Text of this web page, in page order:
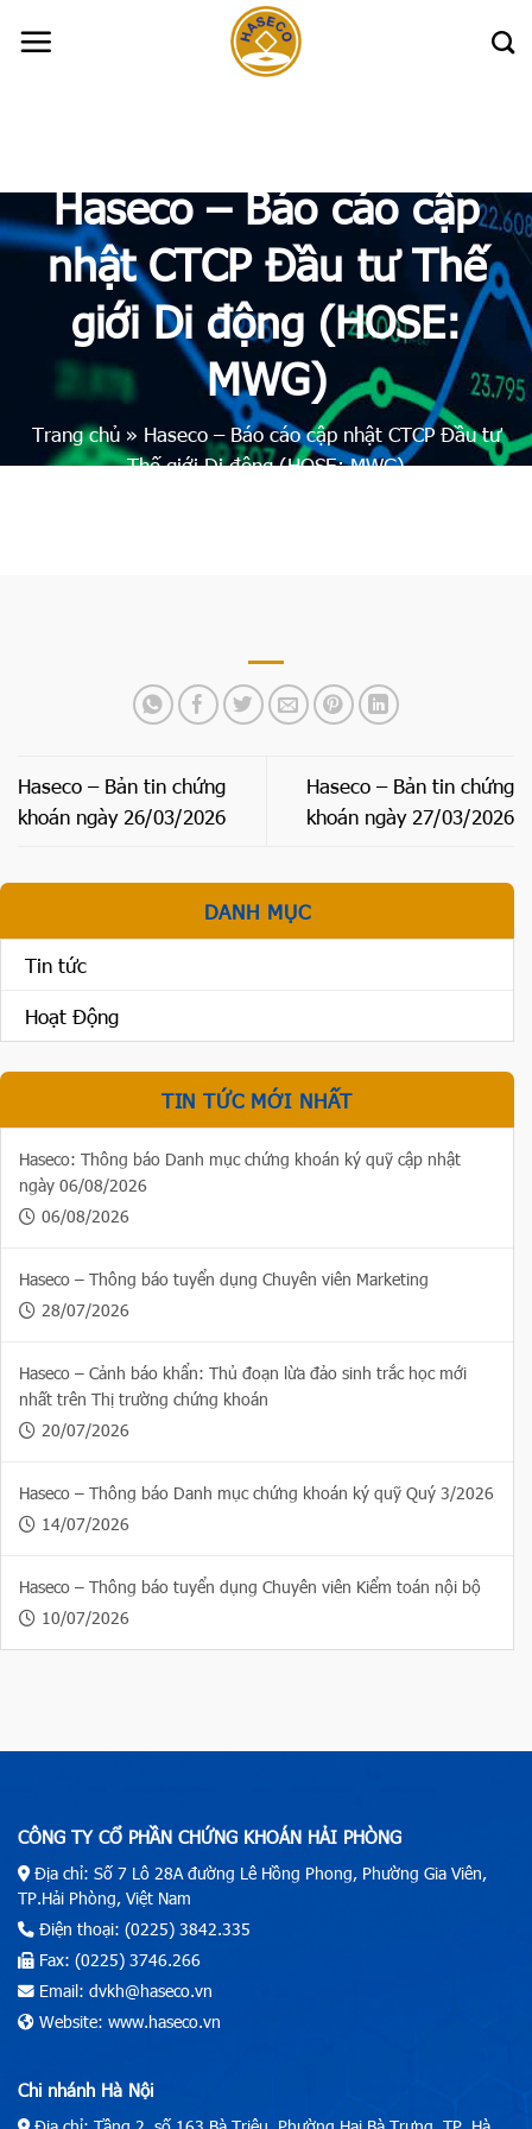
Haseco – Báo cáo cập
nhật CTCP Đầu tư Thế
giới Di động (HOSE:
MWG)
Trang chủ» Haseco – Báo cáo cập nhật CTCP Đầu tư
Thế giới Di động (HOSE: MWG)
Haseco – Bản tin chứng
khoán ngày 26/03/2026
Haseco – Bản tin chứng
khoán ngày 27/03/2026
DANH MỤC
Tin tức
Hoạt Động
TIN TỨC MỚI NHẤT
Haseco: Thông báo Danh mục chứng khoán ký quỹ cập nhật
ngày 06/08/2026
06/08/2026
Haseco – Thông báo tuyển dụng Chuyên viên Marketing
28/07/2026
Haseco – Cảnh báo khẩn: Thủ đoạn lừa đảo sinh trắc học mới
nhất trên Thị trường chứng khoán
20/07/2026
Haseco – Thông báo Danh mục chứng khoán ký quỹ Quý 3/2026
14/07/2026
Haseco – Thông báo tuyển dụng Chuyên viên Kiểm toán nội bộ
10/07/2026
CÔNG TY CỔ PHẦN CHỨNG KHOÁN HẢI PHÒNG
Địa chỉ: Số 7 Lô 28A đường Lê Hồng Phong, Phường Gia Viên,
TP.Hải Phòng, Việt Nam
Điện thoại: (0225) 3842.335
Fax: (0225) 3746.266
Email: dvkh@haseco.vn
Website: www.haseco.vn
Chi nhánh Hà Nội